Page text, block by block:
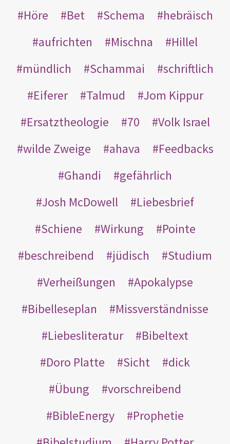
Höre
Bet Schema
hebräisch
aufrichten
Mischna
Hillel
mündlich
Schammai
schriftlich
Eiferer
Talmud
Jom Kippur
Ersatztheologie
70
Volk Israel
wilde Zweige
ahava
Feedbacks
Ghandi
gefährlich
Josh McDowell
Liebesbrief
Schiene
Wirkung
Pointe
beschreibend
jüdisch
Studium
Verheißungen
Apokalypse
Bibelleseplan
Missverständnisse
Liebesliteratur
Bibeltext
Doro Platte
Sicht
dick
Übung
vorschreibend
BibleEnergy
Prophetie